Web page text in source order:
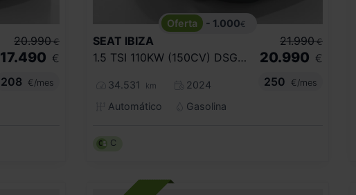
20.990 €
17.490 €
208
€/mes
- 1.000€
SEAT IBIZA
1.5 TSI 110KW (150CV) DSG FR XL
34.531 km
2024
Automático
Gasolina
21.990 €
20.990 €
250
€/mes
C